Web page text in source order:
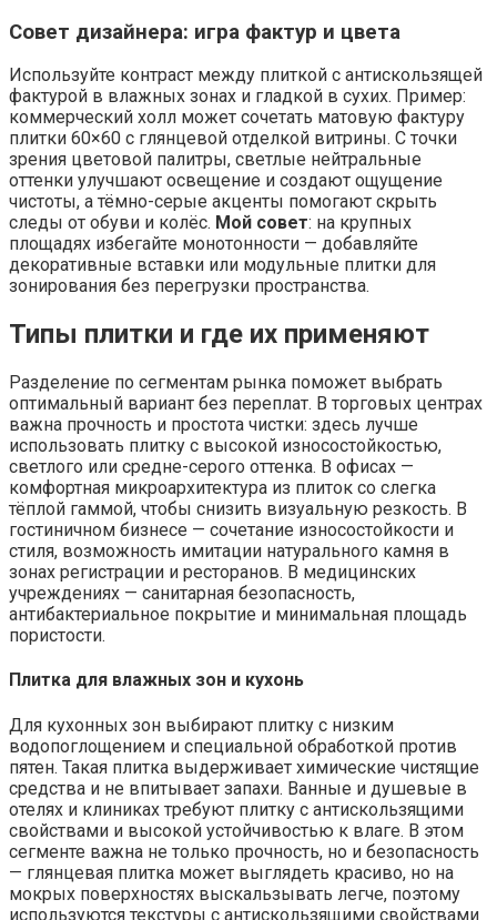
Совет дизайнера: игра фактур и цвета
Используйте контраст между плиткой с антискользящей
фактурой в влажных зонах и гладкой в сухих. Пример:
коммерческий холл может сочетать матовую фактуру
плитки 60×60 с глянцевой отделкой витрины. С точки
зрения цветовой палитры, светлые нейтральные
оттенки улучшают освещение и создают ощущение
чистоты, а тёмно-серые акценты помогают скрыть
следы от обуви и колёс. Мой совет: на крупных
площадях избегайте монотонности — добавляйте
декоративные вставки или модульные плитки для
зонирования без перегрузки пространства.
Типы плитки и где их применяют
Разделение по сегментам рынка поможет выбрать
оптимальный вариант без переплат. В торговых центрах
важна прочность и простота чистки: здесь лучше
использовать плитку с высокой износостойкостью,
светлого или средне-серого оттенка. В офисах —
комфортная микроархитектура из плиток со слегка
тёплой гаммой, чтобы снизить визуальную резкость. В
гостиничном бизнесе — сочетание износостойкости и
стиля, возможность имитации натурального камня в
зонах регистрации и ресторанов. В медицинских
учреждениях — санитарная безопасность,
антибактериальное покрытие и минимальная площадь
пористости.
Плитка для влажных зон и кухонь
Для кухонных зон выбирают плитку с низким
водопоглощением и специальной обработкой против
пятен. Такая плитка выдерживает химические чистящие
средства и не впитывает запахи. Ванные и душевые в
отелях и клиниках требуют плитку с антискользящими
свойствами и высокой устойчивостью к влаге. В этом
сегменте важна не только прочность, но и безопасность
— глянцевая плитка может выглядеть красиво, но на
мокрых поверхностях выскальзывать легче, поэтому
используются текстуры с антискользящими свойствами